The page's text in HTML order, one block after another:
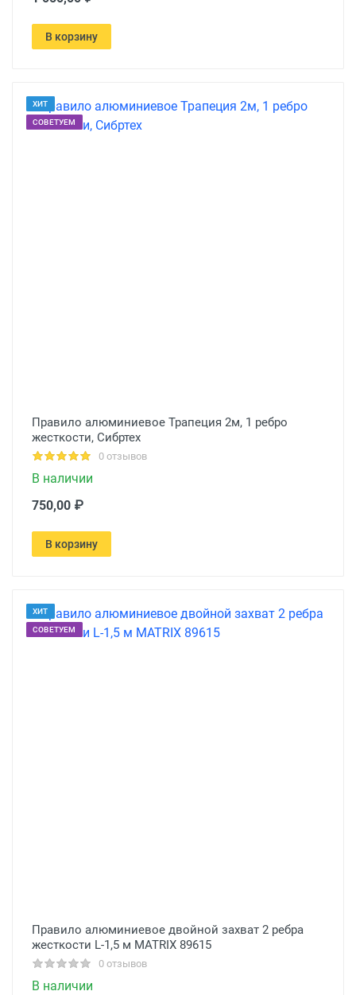
В корзину
ХИТ
СОВЕТУЕМ
Правило алюминиевое Трапеция 2м, 1 ребро
жесткости, Сибртех
0 отзывов
В наличии
750,00 ₽
В корзину
ХИТ
СОВЕТУЕМ
Правило алюминиевое двойной захват 2 ребра
жесткости L-1,5 м MATRIX 89615
0 отзывов
В наличии